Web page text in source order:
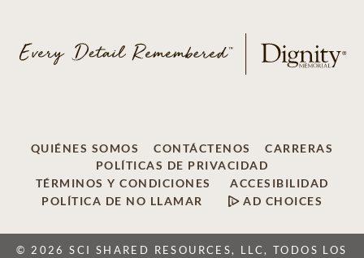
QUIÉNES SOMOS CONTÁCTENOS
CARRERAS
POLÍTICAS DE PRIVACIDAD
TÉRMINOS Y CONDICIONES
ACCESIBILIDAD
POLÍTICA DE NO LLAMAR
AD CHOICES
© 2026 SCI SHARED RESOURCES, LLC, TODOS LOS